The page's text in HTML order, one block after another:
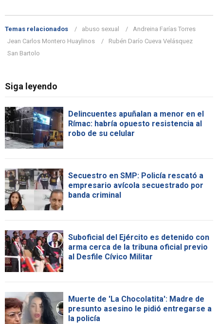
Temas relacionados abuso sexual
Andreina Farías Torres
Jean Carlos Montero Huaylinos
Rubén Darío Cueva Velásquez
San Bartolo
Siga leyendo
Delincuentes apuñalan a menor en el
Rímac: habría opuesto resistencia al
robo de su celular
Secuestro en SMP: Policía rescató a
empresario avícola secuestrado por
banda criminal
Suboficial del Ejército es detenido con
arma cerca de la tribuna oficial previo
al Desfile Cívico Militar
Muerte de 'La Chocolatita': Madre de
presunto asesino le pidió entregarse a
la policía